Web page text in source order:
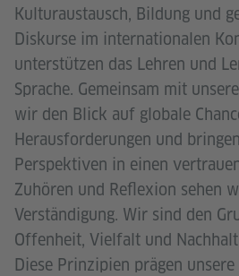
Kulturaustausch, Bildung und
Diskurse im internationalen
unterstützen das Lehren und
Sprache. Gemeinsam mit
wir den Blick auf globale
Herausforderungen und
Perspektiven in einen
Zuhören und Reflexion sehen
Verständigung. Wir sind den
Offenheit, Vielfalt und
Diese Prinzipien prägen